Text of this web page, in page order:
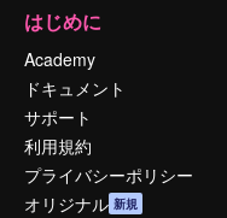
はじめに
Academy
ドキュメント
サポート
利用規約
プライバシーポリシー
オリジナル 新規